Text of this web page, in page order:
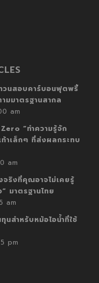
วนสอบคาร์บอนฟุตพริ้
มมาตรฐานสากล
am
“ทำความรู้จัก
าเล็กๆ ที่ส่งผลกระทบ
am
จริงที่คุณอาจไม่เคยรู้
มาตรฐานไทย
am
นสำหรับหม้อไอน้ำที่ใช้
pm